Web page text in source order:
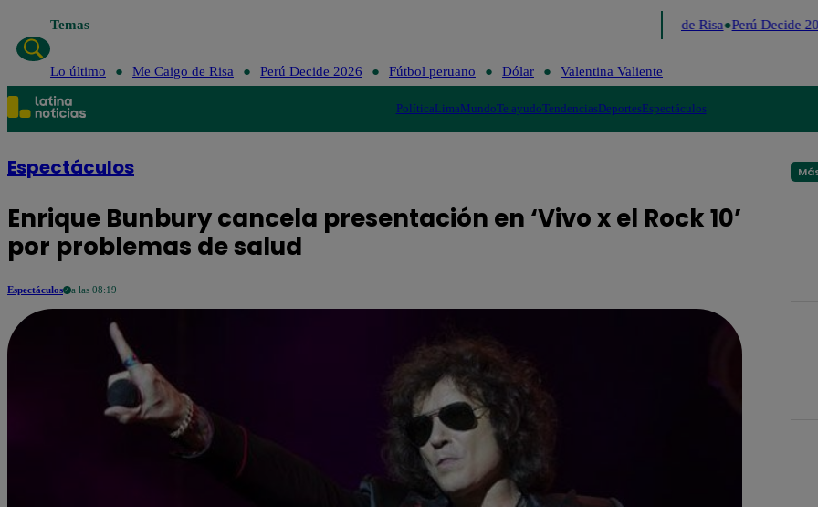
Temas Me Caigo de Risa Perú Decide
Lo último Me Caigo de Risa Perú Decide 2026 Fútbol peruano Dólar Valentina Valiente
PolíticaLimaMundoTe ayudoTendenciasDeportesEspectáculos
Espectáculos
Enrique Bunbury cancela presentación en ‘Vivo x el Rock 10’
por problemas de salud
Espectáculos a las 08:19